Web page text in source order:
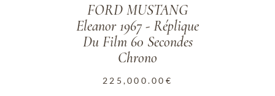
FORD MUSTANG
Eleanor 1967 - Réplique
Du Film 60 Secondes
Chrono
225,000.00 €